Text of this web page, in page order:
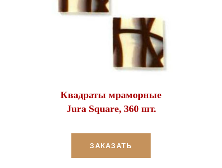
Квадраты мраморные
Jura Square, 360 шт.
ЗАКАЗАТЬ